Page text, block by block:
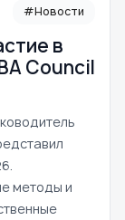
#Новости
в
Council
методы и